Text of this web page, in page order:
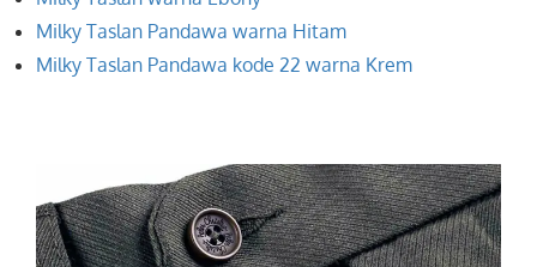
Milky Taslan Pandawa warna Hitam
Milky Taslan Pandawa kode 22 warna Krem